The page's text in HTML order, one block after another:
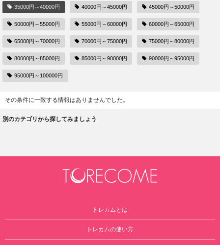
35000円～40000円 40000円～45000円 45000円～50000円
50000円～55000円 55000円～60000円 60000円～65000円
65000円～70000円 70000円～75000円 75000円～80000円
80000円～85000円 85000円～90000円 90000円～95000円
95000円～100000円
その条件に一致する情報はありませんでした。
別のカテゴリから探してみましょう
トレカムとは
トレカムの使い方